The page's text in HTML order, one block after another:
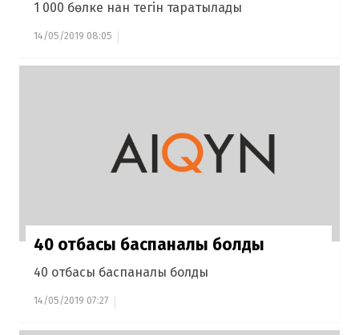
1 000 бөлке нан тегін таратылады
14/05/2019 08:05
40 отбасы баспаналы болды
40 отбасы баспаналы болды
14/05/2019 07:27